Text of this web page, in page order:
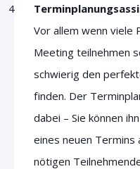
Vor allem wenn viele
Meeting teilnehmen
schwierig den
finden. Der
dabei – Sie können
eines neuen Termins
nötigen